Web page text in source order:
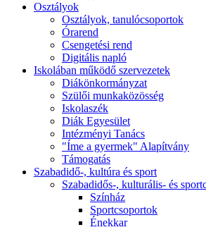
Osztályok
Osztályok, tanulócsoportok
Órarend
Csengetési rend
Digitális napló
Iskolában működő szervezetek
Diákönkormányzat
Szülői munkaközösség
Iskolaszék
Diák Egyesület
Intézményi Tanács
"Íme a gyermek" Alapítvány
Támogatás
Szabadidő-, kultúra és sport
Szabadidős-, kulturális- és
Színház
Sportcsoportok
Énekkar